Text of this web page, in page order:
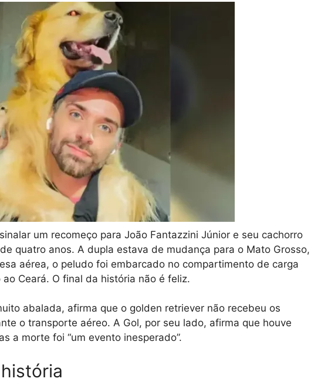
um recomeço para João Fantazzini Júnior e seu cachorro
quatro anos. A dupla estava de mudança para o Mato Grosso,
aérea, o peludo foi embarcado no compartimento de carga
Ceará. O final da história não é feliz.
abalada, afirma que o golden retriever não recebeu os
o transporte aéreo. A Gol, por seu lado, afirma que houve
a morte foi “um evento inesperado”.